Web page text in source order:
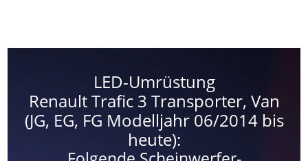
LED-Umrüstung
Renault Trafic 3 Transporter, Van
(JG, EG, FG Modelljahr 06/2014 bis
heute):